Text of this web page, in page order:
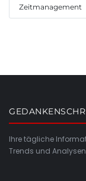
Zeitmanagement
Ihre tägliche
Trends und